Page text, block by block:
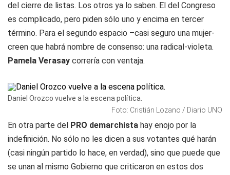
del cierre de listas. Los otros ya lo saben. El del Congreso
es complicado, pero piden sólo uno y encima en tercer
término. Para el segundo espacio –casi seguro una mujer-
creen que habrá nombre de consenso: una radical-violeta.
Pamela Verasay correría con ventaja.
Daniel Orozco vuelve a la escena política.
Foto: Cristián Lozano / Diario UNO
En otra parte del PRO demarchista hay enojo por la
indefinición. No sólo no les dicen a sus votantes qué harán
(casi ningún partido lo hace, en verdad), sino que puede que
se unan al mismo Gobierno que criticaron en estos dos